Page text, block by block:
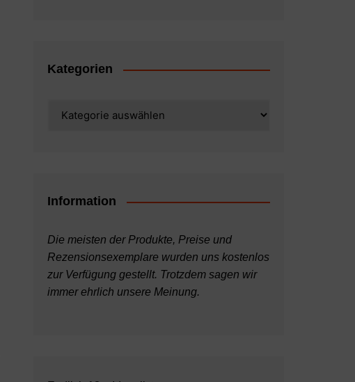
Kategorien
Information
Die meisten der Produkte, Preise und
Rezensionsexemplare wurden uns kostenlos
zur Verfügung gestellt. Trotzdem sagen wir
immer ehrlich unsere Meinung.